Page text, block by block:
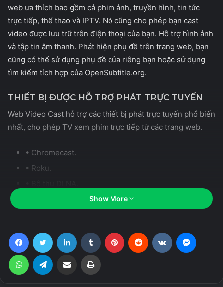
web ưa thích bao gồm cả phim ảnh, truyền hình, tin tức
trực tiếp, thể thao và IPTV. Nó cũng cho phép bạn cast
video được lưu trữ trên điện thoại của bạn. Hỗ trợ hình ảnh
và tập tin âm thanh. Phát hiện phụ đề trên trang web, bạn
cũng có thể sử dụng phụ đề của riêng bạn hoặc sử dụng
tìm kiếm tích hợp của OpenSubtitle.org.
THIẾT BỊ ĐƯỢC HỖ TRỢ PHÁT TRỰC TUYẾN
Web Video Cast hỗ trợ các thiết bị phát trực tuyến phổ biến
nhất, cho phép TV xem phim trực tiếp từ các trang web.
• Chromecast.
• Roku.
• Amazon Fire TV và Fire TV Stick.
• PlayStation 4 – bằng cách dùng trình duyệt web của
nó.
• Hầu hết trình duyệt web bằng cách truy
Show More
FacebookTwitter LinkedIn Tumblr Pinterest Reddit VKontakte
WhatsAppTelegram Share via Email Print